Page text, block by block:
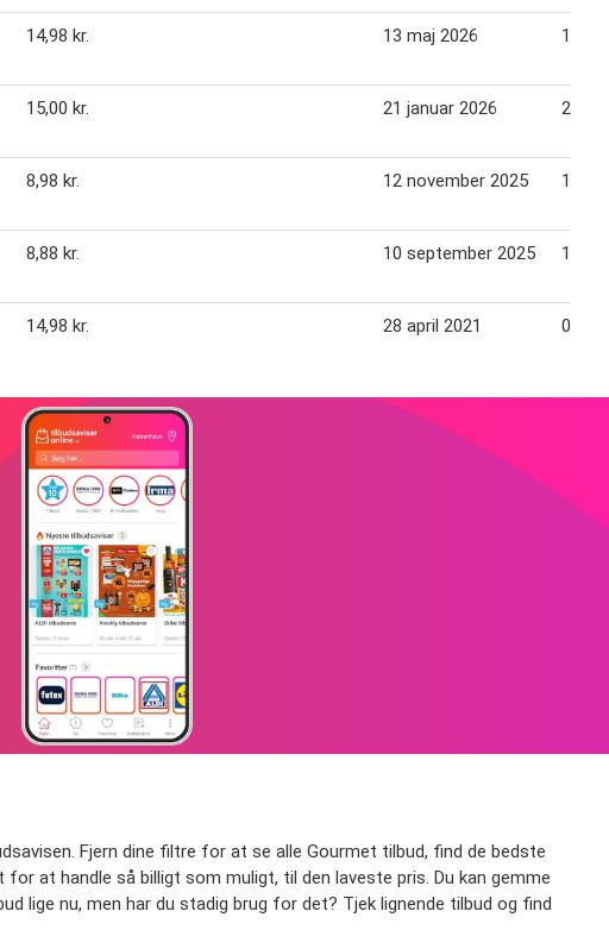
14,98 kr. 13 maj 2026 19
15,00 kr. 21 januar 2026 27
8,98 kr. 12 november 2025 18
8,88 kr. 10 september 2025 16
14,98 kr. 28 april 2021 04
Fjern dine filtre for at se alle Gourmet tilbud, find de bedste
at handle så billigt som muligt, til den laveste pris. Du kan gemme
lige nu, men har du stadig brug for det? Tjek lignende tilbud og find